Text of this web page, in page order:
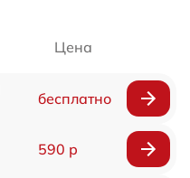
Цена
бесплатно
590 р